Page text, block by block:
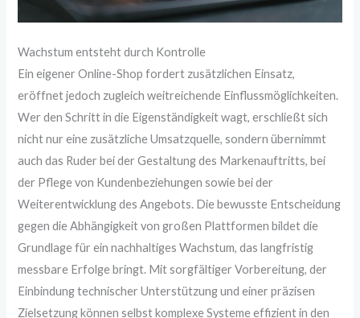
Wachstum entsteht durch Kontrolle
Ein eigener Online-Shop fordert zusätzlichen Einsatz,
eröffnet jedoch zugleich weitreichende Einflussmöglichkeiten.
Wer den Schritt in die Eigenständigkeit wagt, erschließt sich
nicht nur eine zusätzliche Umsatzquelle, sondern übernimmt
auch das Ruder bei der Gestaltung des Markenauftritts, bei
der Pflege von Kundenbeziehungen sowie bei der
Weiterentwicklung des Angebots. Die bewusste Entscheidung
gegen die Abhängigkeit von großen Plattformen bildet die
Grundlage für ein nachhaltiges Wachstum, das langfristig
messbare Erfolge bringt. Mit sorgfältiger Vorbereitung, der
Einbindung technischer Unterstützung und einer präzisen
Zielsetzung können selbst komplexe Systeme effizient in den